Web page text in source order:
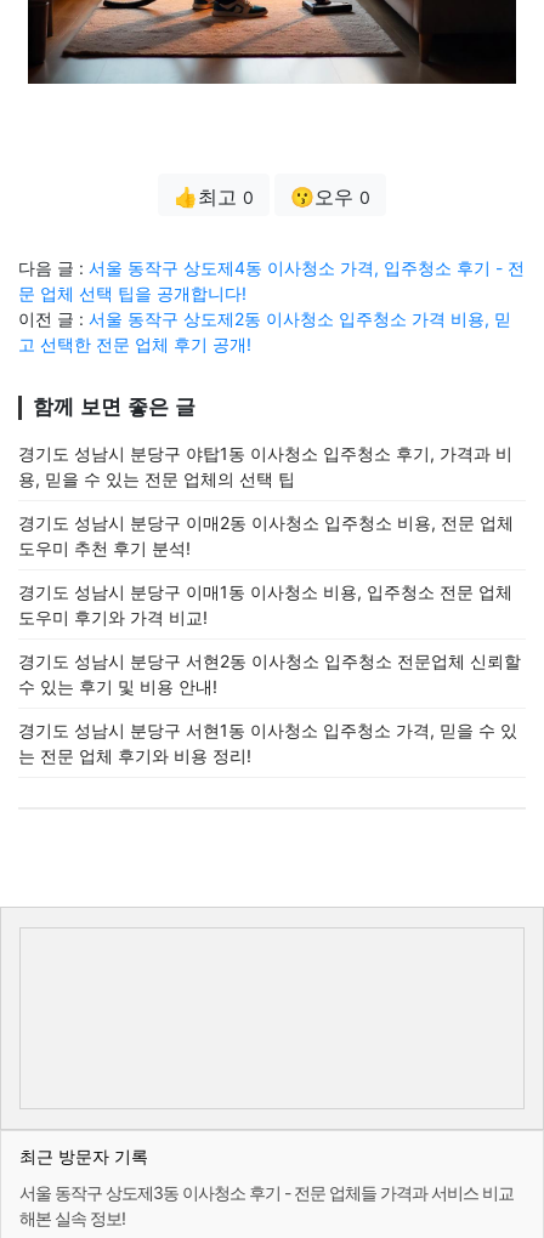
👍최고 0 😗오우 0
다음 글 : 서울 동작구 상도제4동 이사청소 가격, 입주청소 후기 - 전
문 업체 선택 팁을 공개합니다!
이전 글 : 서울 동작구 상도제2동 이사청소 입주청소 가격 비용, 믿
고 선택한 전문 업체 후기 공개!
함께 보면 좋은 글
경기도 성남시 분당구 야탑1동 이사청소 입주청소 후기, 가격과 비
용, 믿을 수 있는 전문 업체의 선택 팁
경기도 성남시 분당구 이매2동 이사청소 입주청소 비용, 전문 업체
도우미 추천 후기 분석!
경기도 성남시 분당구 이매1동 이사청소 비용, 입주청소 전문 업체
도우미 후기와 가격 비교!
경기도 성남시 분당구 서현2동 이사청소 입주청소 전문업체 신뢰할
수 있는 후기 및 비용 안내!
경기도 성남시 분당구 서현1동 이사청소 입주청소 가격, 믿을 수 있
는 전문 업체 후기와 비용 정리!
최근 방문자 기록
서울 동작구 상도제3동 이사청소 후기 - 전문 업체들 가격과 서비스 비교
해본 실속 정보!